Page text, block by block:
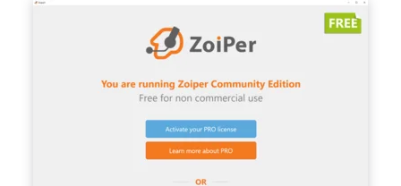
Show larger version